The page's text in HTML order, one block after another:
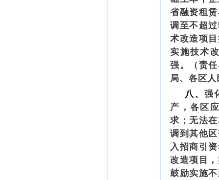
省融资租
调至不超
术改造项
实施技术
强。（责
局、各区
八、强
产，各区
求；无法
调到其他
入招商引
改造项目
鼓励实施